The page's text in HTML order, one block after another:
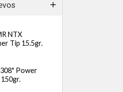
NTX
Tip 15.5gr.
Power